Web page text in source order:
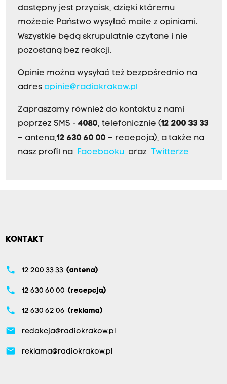
dostępny jest przycisk, dzięki któremu
możecie Państwo wysyłać maile z opiniami.
Wszystkie będą skrupulatnie czytane i nie
pozostaną bez reakcji.
Opinie można wysyłać też bezpośrednio na
adres opinie@radiokrakow.pl
Zapraszamy również do kontaktu z nami
poprzez SMS - 4080, telefonicznie (12 200 33 33
– antena,12 630 60 00 – recepcja), a także na
nasz profil na Facebookuoraz Twitterze
KONTAKT
phone 12 200 33 33 (antena)
phone 12 630 60 00 (recepcja)
phone 12 630 62 06 (reklama)
email redakcja@radiokrakow.pl
email reklama@radiokrakow.pl